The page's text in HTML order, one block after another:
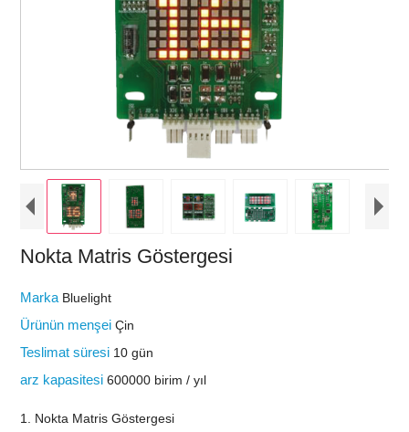
Nokta Matris Göstergesi
Marka Bluelight
Ürünün menşeiÇin
Teslimat süresi 10 gün
arz kapasitesi600000 birim / yıl
1. Nokta Matris Göstergesi